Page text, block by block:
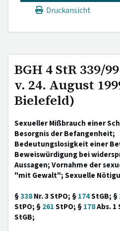
Druckansicht
BGH 4 StR 339/
v. 24. August
Bielefeld)
Sexueller Mißbrauch einer
Besorgnis der Befangenheit;
Bedeutungslosigkeit einer
Beweiswürdigung bei
Aussagen; Vornahme der
"mit Gewalt"; Sexuelle
§338Nr. 3 StPO; §174StGB; §
StPO; §261StPO; §178Abs. 1
StGB;